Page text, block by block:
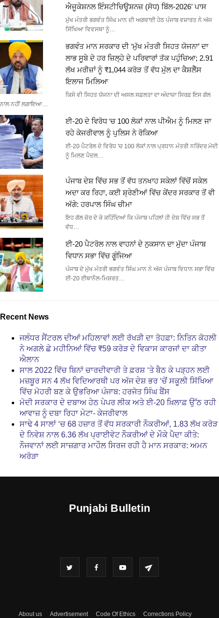
ਐਜੂਕੇਸ਼ਨਲ ਇੰਸਟੀਚਿਊਸ਼ਨਜ਼ (ਸੋਧ) ਬਿੱਲ-2026’ ਪਾਸ
ਮੁੱਖ ਮੰਤਰੀ ਭਗਵੰਤ ਸਿੰਘ ਮਾਨ ਦੀ ਅਗਵਾਈ ਹੇਠ ਪੰਜਾਬ ਵਜ਼ਾਰਤ ਨੇ ਅੱਜ
ਸਿੱਖਿਆ ਵਿਵਸਥਾ ਨੂੰ…
ਭਗਵੰਤ ਮਾਨ ਸਰਕਾਰ ਦੀ ‘ਮੁੱਖ ਮੰਤਰੀ ਸਿਹਤ ਯੋਜਨਾ’ ਦਾ
ਲਾਭ ਸੂਬੇ ਦੇ ਹਰ ਜ਼ਿਲ੍ਹੇ ਦੇ ਪਰਿਵਾਰਾਂ ਤੱਕ ਪਹੁੰਚਿਆ; 2.91
ਲੱਖ ਮਰੀਜ਼ਾਂ ਨੂੰ ₹1,044 ਕਰੋੜ ਤੋਂ ਵੱਧ ਮੁੱਲ ਦਾ ਕੈਸ਼ਲੈੱਸ
ਇਲਾਜ ਮਿਲਿਆ
ਕਿਸੇ ਵੀ ਸਿਹਤ ਯੋਜਨਾ ਦੀ ਅਸਲ ਸਫ਼ਲਤਾ ਦਾ ਅੰਦਾਜ਼ਾ ਸਿਰਫ਼ ਇਸ ਗੱਲ
ਨਾਲ ਨਹੀਂ ਲਗਾਇਆ…
ਈ-20 ਦੇ ਵਿਰੋਧ ‘ਚ 100 ਲੋਕਾਂ ਨਾਲ ਪੀਐਮ ਨੂੰ ਮਿਲਣ ਜਾ
ਰਹੇ ਕੇਜਰੀਵਾਲ ਨੂੰ ਪੁਲਿਸ ਨੇ ਰੋਕਿਆ
ਈ-20 ਪੈਟਰੋਲ ਦੇ ਵਿਰੋਧ 'ਚ 100 ਲੋਕਾਂ ਨਾਲ ਪ੍ਰਧਾਨ ਮੰਤਰੀ ਨਰਿੰਦਰ ਮੋਦੀ
ਨੂੰ ਮਿਲਣ ਪੈਦਲ…
ਪੰਜਾਬ ਦੇਸ਼ ਵਿੱਚ ਸਭ ਤੋਂ ਵੱਧ ਤਨਖਾਹ ਸਕੇਲਾਂ ਵਿੱਚੋਂ ਸਕੇਲ
ਅਦਾ ਕਰ ਰਿਹਾ, ਕਈ ਸ਼੍ਰੇਣੀਆਂ ਵਿੱਚ ਕੇਂਦਰ ਸਰਕਾਰ ਤੋਂ ਵੀ
ਅੱਗੇ: ਹਰਪਾਲ ਸਿੰਘ ਚੀਮਾ
ਇਹ ਗੱਲ ਜ਼ੋਰ ਦੇ ਕੇ ਕਹਿੰਦਿਆਂ ਕਿ ਪੰਜਾਬ ਪਹਿਲਾਂ ਹੀ ਦੇਸ਼ ਵਿੱਚ ਸਭ ਤੋਂ
ਵੱਧ…
ਈ-20 ਪੈਟਰੋਲ ਨਾਲ ਵਾਹਨਾਂ ਦੇ ਨੁਕਸਾਨ ਦਾ ਮੁੱਦਾ ਪੰਜਾਬ
ਵਿਧਾਨ ਸਭਾ ਵਿੱਚ ਗੂੰਜਿਆ
ਪੰਜਾਬ ਦੇ ਮੁੱਖ ਮੰਤਰੀ ਭਗਵੰਤ ਸਿੰਘ ਮਾਨ ਨੇ ਅੱਜ ਪੰਜਾਬ ਵਿਧਾਨ ਸਭਾ ਵਿੱਚ
ਈ-20 ਈਥਾਨੌਲ-ਮਿਸ਼ਰਤ…
Recent News
ਜਲੰਧਰ ਸੈਂਟਰਲ ਦੀਆਂ ਮਹਿਲਾਵਾਂ ਲਈ ਰੱਖੜੀ ਦਾ ਤੋਹਫ਼ਾ: ਨਿਤਿਨ ਕੋਹਲੀ
ਨੇ ਅਗਲੇ ਛੇ ਮਹੀਨਿਆਂ ਵਿੱਚ ₹59 ਕਰੋੜ ਦੇ ਵਿਕਾਸ ਕਾਰਜਾਂ ਦਾ ਕੀਤਾ
ਐਲਾਨ
ਸਾਲ 2022 ਵਿੱਚ ਬਿਨਾਂ ਚਾਰਦੀਵਾਰੀ ਤੇ ਫ਼ਰਸ਼ ‘ਤੇ ਬੈਠ ਕੇ ਪੜ੍ਹਨ ਲਈ
ਮਜ਼ਬੂਰ ਸਨ 4 ਲੱਖ ਵਿਦਿਆਰਥੀ ਪਰ ਅੱਜ ਦੇਸ਼ ਭਰ ‘ਚੋਂ ਸਕੂਲੀ ਸਿੱਖਿਆ
ਵਿੱਚ ਮੋਹਰੀ ਬਣ ਕੇ ਉਭਰਿਆ ਪੰਜਾਬ: ਹਰਜੋਤ ਸਿੰਘ ਬੈਂਸ
ਮੋਦੀ ਸਰਕਾਰ ਦੇ ਦਬਾਅ ਹੇਠ ਪੇਪਰ ਲੀਕ ਅਤੇ ਈ-20 ਖ਼ਿਲਾਫ਼ ਉੱਠ ਰਹੀ
ਆਵਾਜ਼ ਨੂੰ ਦਬਾ ਰਿਹਾ ਮੇਟਾ- ਕੇਜਰੀਵਾਲ
ਸਾਢੇ 4 ਸਾਲਾਂ ‘ਚ 68 ਹਜ਼ਾਰ ਤੋਂ ਵੱਧ ਸਰਕਾਰੀ ਨੌਕਰੀਆਂ, 1.83 ਲੱਖ ਕਰੋੜ
ਦੇ ਨਿਵੇਸ਼ ਨਾਲ 6.36 ਲੱਖ ਪ੍ਰਾਈਵੇਟ ਨੌਕਰੀਆਂ ਦੇ ਮੌਕੇ ਪੈਦਾ ਕੀਤੇ:
ਨੌਜਵਾਨਾਂ ਲਈ ਸਾਜ਼ਗਾਰ ਮਾਹੌਲ ਸਿਰਜ ਰਹੀ ਹੈ ਮਾਨ ਸਰਕਾਰ: ਅਮਨ
ਅਰੋੜਾ
Punjabi Bulletin
About us Advertisement Code Of Ethics Corrections Policy